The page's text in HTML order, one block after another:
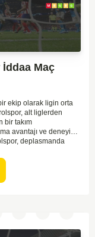
Maç
ekip olarak ligin orta
alt liglerden
bir takım
avantajı ve deneyimi,
deplasmanda
daha yüksek.
bir ihtimal sunuyor.